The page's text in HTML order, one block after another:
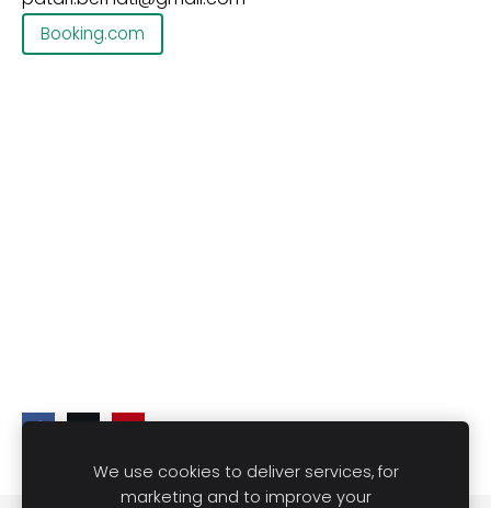
Booking.com
We use cookies to deliver services, for
marketing and to improve your